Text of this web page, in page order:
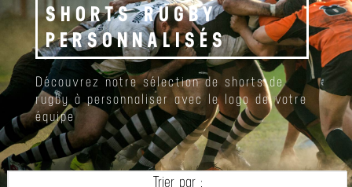
SHORTS RUGBY
PERSONNALISÉS
Découvrez notre sélection de shorts de
rugby à personnaliser avec le logo de votre
équipe
Trier par :